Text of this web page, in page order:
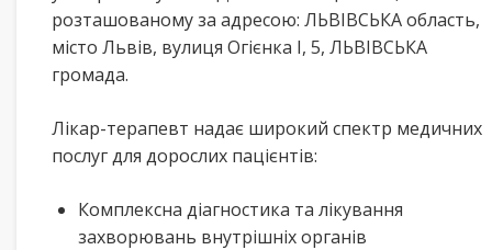
розташованому за адресою: ЛЬВІВСЬКА область,
місто Львів, вулиця Огієнка І, 5, ЛЬВІВСЬКА
громада.
Лікар-терапевт надає широкий спектр медичних
послуг для дорослих пацієнтів:
Комплексна діагностика та лікування
захворювань внутрішніх органів